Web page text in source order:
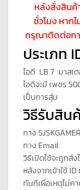
หลังสั่งสินค้า
ชั่วโมง หาก
กรุณาติดต่อท
ประเภท
ไอดี LB 7 มาสเต
ไอดีจะมี เพชร
เป็นการสุ่ม
วิธีรับสิน
ทาง
ทาง Email
วิธีเปิดใช้จะถูกส่
หลังจากเข้าใช้
ทันทีเผื่อเหตุไม่ค